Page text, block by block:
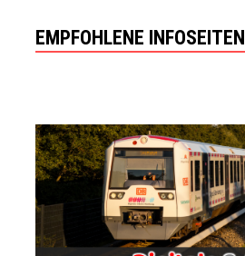
EMPFOHLENE INFOSEITEN